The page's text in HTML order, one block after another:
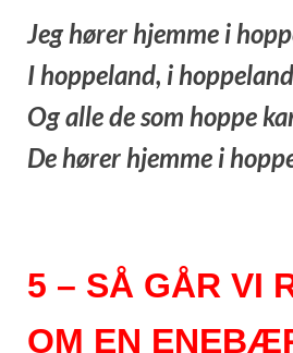
Jeg hører hjemme i
I hoppeland, i hoppeland
Og alle de som hoppe
De hører hjemme i
5 – SÅ GÅR VI
OM EN